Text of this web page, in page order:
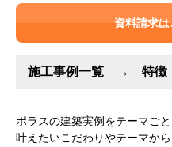
資料請求
施工事例一覧 → 特徴
ポラスの建築実例をテーマごと
叶えたいこだわりやテーマか